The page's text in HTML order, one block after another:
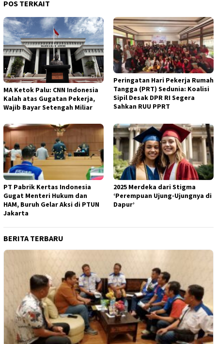
POS TERKAIT
MA Ketok Palu: CNN Indonesia
Kalah atas Gugatan Pekerja,
Wajib Bayar Setengah Miliar
Peringatan Hari Pekerja Rumah
Tangga (PRT) Sedunia: Koalisi
Sipil Desak DPR RI Segera
Sahkan RUU PPRT
PT Pabrik Kertas Indonesia
Gugat Menteri Hukum dan
HAM, Buruh Gelar Aksi di PTUN
Jakarta
2025 Merdeka dari Stigma
‘Perempuan Ujung-Ujungnya di
Dapur’
BERITA TERBARU